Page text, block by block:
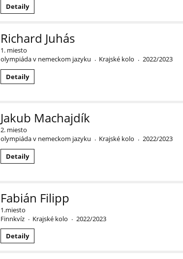
Detaily
Richard Juhás
1. miesto
olympiáda v nemeckom jazyku · Krajské kolo · 2022/2023
Detaily
Jakub Machajdík
2. miesto
olympiáda v nemeckom jazyku · Krajské kolo · 2022/2023
Detaily
Fabián Filipp
1.miesto
Finnkvíz · Krajské kolo · 2022/2023
Detaily